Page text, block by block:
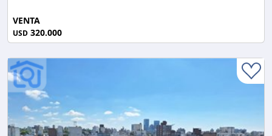
VENTA
USD 320.000